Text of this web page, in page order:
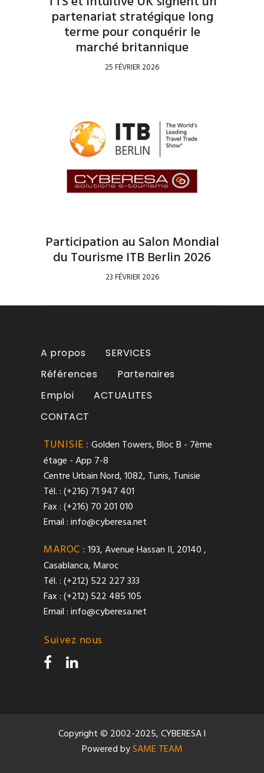
partenariat stratégique long
terme pour conquérir le
marché britannique
25 FÉVRIER 2026
Participation au Salon Mondial
du Tourisme ITB Berlin 2026
23 FÉVRIER 2026
A propos
SERVICES
Références
Partenaires
Emploi
ACTUALITES
CONTACT
TUNISIE : Golden Towers, Bloc B - 7ème
étage - App 7-8
Centre Urbain Nord, 1082, Tunis, Tunisie
Tél. : (+216) 71 947 401
Fax : (+216) 70 201 010
Email :info@cyberesa.net
MAROC : 193, Avenue Hassan II, 20140 ,
Casablanca, Maroc
Tél. : (+212) 522 227 333
Fax : (+212) 522 485 105
Email :info@cyberesa.net
Suivez nous
Copyright © 2002-2025, CYBERESA l
Powered bySAME TEAM